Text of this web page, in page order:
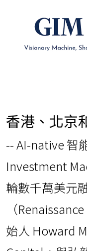
香港、北京
-- AI-native 智
Investment
輪數千萬美元
（
始人 Howard